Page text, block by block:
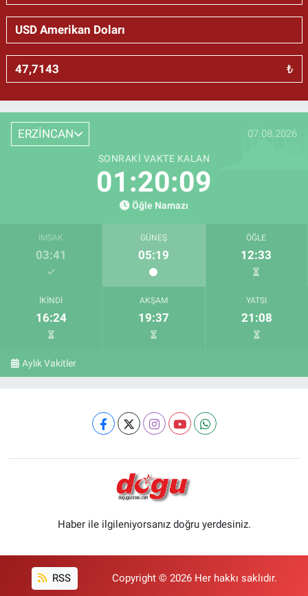
₺
ERZİNCAN 07.08.2026
SONRAKI VAKTE KALAN
01:20:08
Öğle Namazı
İMSAK
03:41
GÜNEŞ
05:19
ÖĞLE
12:33
İKINDI
16:24
AKŞAM
19:37
YATSI
21:08
Aylık Vakitler
Haber ile ilgileniyorsanız doğru yerdesiniz.
RSS Copyright © 2026 Her hakkı saklıdır.